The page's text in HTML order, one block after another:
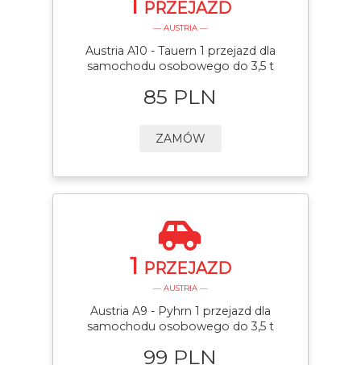
1 PRZEJAZD
— AUSTRIA —
Austria A10 - Tauern 1 przejazd dla
samochodu osobowego do 3,5 t
85 PLN
ZAMÓW
1 PRZEJAZD
— AUSTRIA —
Austria A9 - Pyhrn 1 przejazd dla
samochodu osobowego do 3,5 t
99 PLN